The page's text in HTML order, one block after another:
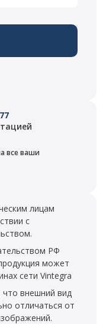
все ваши
лицам
с
РФ
может
сети Vintegra
внешний вид
отличаться от